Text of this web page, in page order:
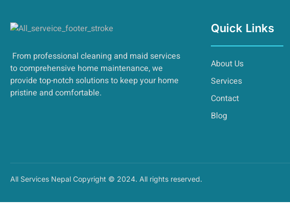
From professional cleaning and maid services
to comprehensive home maintenance, we
provide top-notch solutions to keep your home
pristine and comfortable.
Quick Links
About Us
Services
Contact
Blog
All Services Nepal Copyright © 2024. All rights reserved.